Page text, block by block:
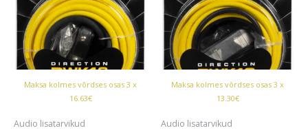
Maksa kolmes võrdses osas 3 x
16.63€
Audio lisatarvikud
Maksa kolmes võrdses osas 3 x
13.30€
Audio lisatarvikud